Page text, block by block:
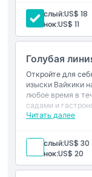
Основные
Включено
Политика в
Местоположение
линии на 1 день
Транспорт с
Взрослый:US$ 18
Ребенок:US$ 11
Голубая
Откройте для
изыски Вайкики
любое время в
садами и
местах.
Читать далее
дня
Доступный
Взрослый:US$ 30
Ребенок:US$ 20